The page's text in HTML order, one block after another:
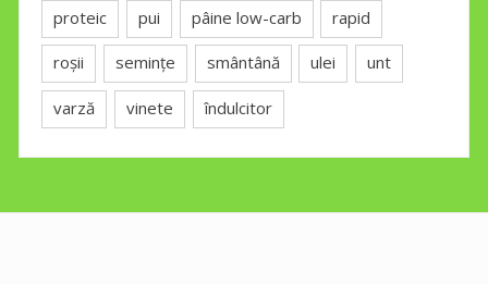
proteic pui pâine low-carb rapid
roșii semințe smântână ulei unt
varză vinete îndulcitor